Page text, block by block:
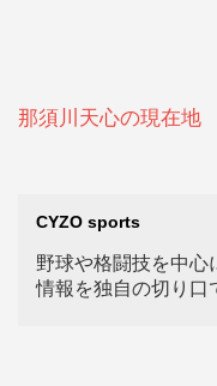
那須川天心の現在地
CYZO sports
野球や格闘技を中心
情報を独自の切り口